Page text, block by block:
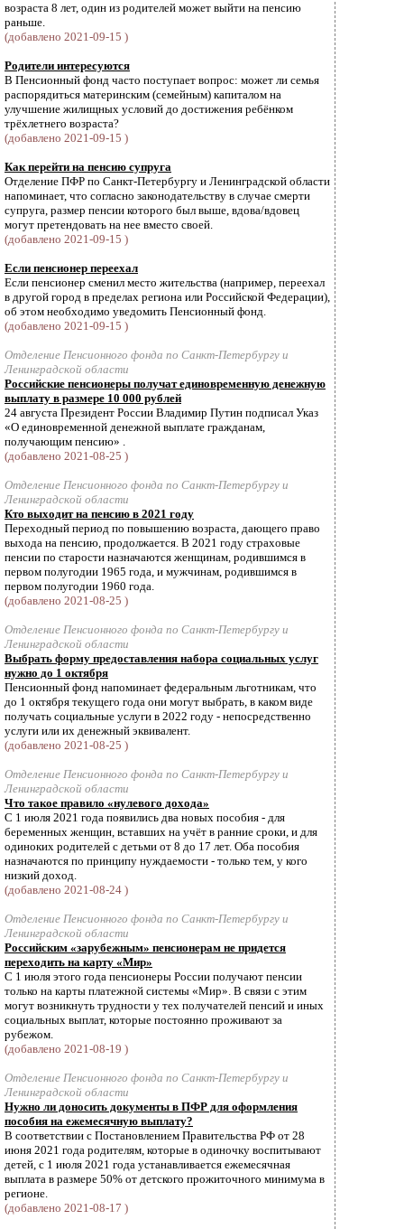
возраста 8 лет, один из родителей может выйти на пенсию
раньше.
(добавлено 2021-09-15 )
Родители интересуются
В Пенсионный фонд часто поступает вопрос: может ли семья
распорядиться материнским (семейным) капиталом на
улучшение жилищных условий до достижения ребёнком
трёхлетнего возраста?
(добавлено 2021-09-15 )
Как перейти на пенсию супруга
Отделение ПФР по Санкт-Петербургу и Ленинградской области
напоминает, что согласно законодательству в случае смерти
супруга, размер пенсии которого был выше, вдова/вдовец
могут претендовать на нее вместо своей.
(добавлено 2021-09-15 )
Если пенсионер переехал
Если пенсионер сменил место жительства (например, переехал
в другой город в пределах региона или Российской Федерации),
об этом необходимо уведомить Пенсионный фонд.
(добавлено 2021-09-15 )
Отделение Пенсионного фонда по Санкт-Петербургу и
Ленинградской области
Российские пенсионеры получат единовременную денежную
выплату в размере 10 000 рублей
24 августа Президент России Владимир Путин подписал Указ
«О единовременной денежной выплате гражданам,
получающим пенсию» .
(добавлено 2021-08-25 )
Отделение Пенсионного фонда по Санкт-Петербургу и
Ленинградской области
Кто выходит на пенсию в 2021 году
Переходный период по повышению возраста, дающего право
выхода на пенсию, продолжается. В 2021 году страховые
пенсии по старости назначаются женщинам, родившимся в
первом полугодии 1965 года, и мужчинам, родившимся в
первом полугодии 1960 года.
(добавлено 2021-08-25 )
Отделение Пенсионного фонда по Санкт-Петербургу и
Ленинградской области
Выбрать форму предоставления набора социальных услуг
нужно до 1 октября
Пенсионный фонд напоминает федеральным льготникам, что
до 1 октября текущего года они могут выбрать, в каком виде
получать социальные услуги в 2022 году - непосредственно
услуги или их денежный эквивалент.
(добавлено 2021-08-25 )
Отделение Пенсионного фонда по Санкт-Петербургу и
Ленинградской области
Что такое правило «нулевого дохода»
С 1 июля 2021 года появились два новых пособия - для
беременных женщин, вставших на учёт в ранние сроки, и для
одиноких родителей с детьми от 8 до 17 лет. Оба пособия
назначаются по принципу нуждаемости - только тем, у кого
низкий доход.
(добавлено 2021-08-24 )
Отделение Пенсионного фонда по Санкт-Петербургу и
Ленинградской области
Российским «зарубежным» пенсионерам не придется
переходить на карту «Мир»
С 1 июля этого года пенсионеры России получают пенсии
только на карты платежной системы «Мир». В связи с этим
могут возникнуть трудности у тех получателей пенсий и иных
социальных выплат, которые постоянно проживают за
рубежом.
(добавлено 2021-08-19 )
Отделение Пенсионного фонда по Санкт-Петербургу и
Ленинградской области
Нужно ли доносить документы в ПФР для оформления
пособия на ежемесячную выплату?
В соответствии с Постановлением Правительства РФ от 28
июня 2021 года родителям, которые в одиночку воспитывают
детей, с 1 июля 2021 года устанавливается ежемесячная
выплата в размере 50% от детского прожиточного минимума в
регионе.
(добавлено 2021-08-17 )